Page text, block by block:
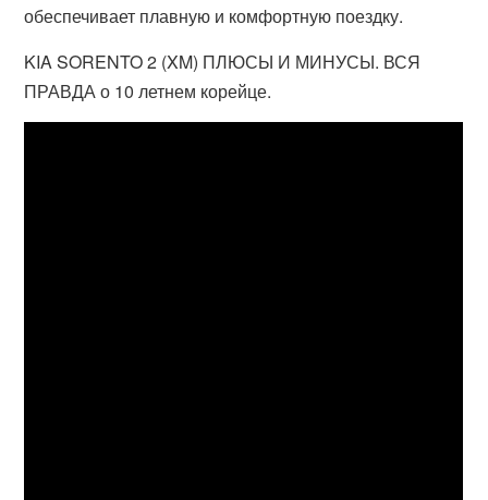
обеспечивает плавную и комфортную поездку.
KIA SORENTO 2 (XM) ПЛЮСЫ И МИНУСЫ. ВСЯ
ПРАВДА о 10 летнем корейце.